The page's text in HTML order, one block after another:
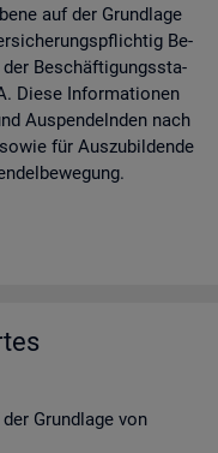
auf der Grund­la­ge
Be­
Be­schäf­ti­gungs­sta­
Diese In­for­ma­tio­nen
Aus­pen­deln­den nach
für Aus­zu­bil­den­de
Grundlage von